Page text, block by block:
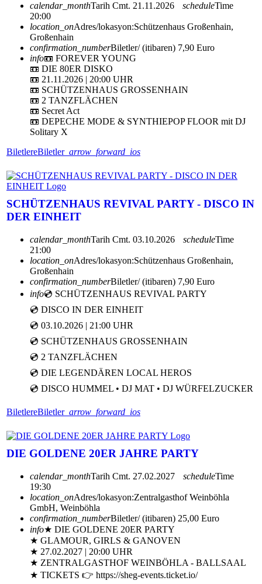
calendar_monthTarih Cmt. 21.11.2026 scheduleTime
20:00
location_onAdres/lokasyon:Schützenhaus Großenhain,
Großenhain
confirmation_numberBiletler/ (itibaren) 7,90 Euro
info📼 FOREVER YOUNG
📼 DIE 80ER DISKO
📼 21.11.2026 | 20:00 UHR
📼 SCHÜTZENHAUS GROSSENHAIN
📼 2 TANZFLÄCHEN
📼 Secret Act
📼 DEPECHE MODE & SYNTHIEPOP FLOOR mit DJ
Solitary X
BiletlereBiletler arrow_forward_ios
SCHÜTZENHAUS REVIVAL PARTY - DISCO IN
DER EINHEIT
calendar_monthTarih Cmt. 03.10.2026 scheduleTime
21:00
location_onAdres/lokasyon:Schützenhaus Großenhain,
Großenhain
confirmation_numberBiletler/ (itibaren) 7,90 Euro
info💿 SCHÜTZENHAUS REVIVAL PARTY
💿 DISCO IN DER EINHEIT
💿 03.10.2026 | 21:00 UHR
💿 SCHÜTZENHAUS GROSSENHAIN
💿 2 TANZFLÄCHEN
💿 DIE LEGENDÄREN LOCAL HEROS
💿 DISCO HUMMEL • DJ MAT • DJ WÜRFELZUCKER
BiletlereBiletler arrow_forward_ios
DIE GOLDENE 20ER JAHRE PARTY
calendar_monthTarih Cmt. 27.02.2027 scheduleTime
19:30
location_onAdres/lokasyon:Zentralgasthof Weinböhla
GmbH, Weinböhla
confirmation_numberBiletler/ (itibaren) 25,00 Euro
info★ DIE GOLDENE 20ER PARTY
★ GLAMOUR, GIRLS & GANOVEN
★ 27.02.2027 | 20:00 UHR
★ ZENTRALGASTHOF WEINBÖHLA - BALLSAAL
★ TICKETS 👉 https://sheg-events.ticket.io/